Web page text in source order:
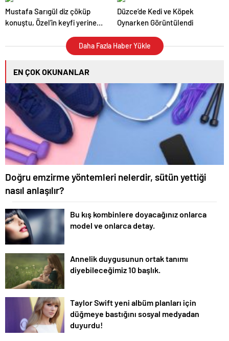
Mustafa Sarıgül diz çöküp
konuştu, Özel’in keyfi yerine
ziyaret edeceğiz
Düzce’de Kedi ve Köpek
Oynarken Görüntülendi
Daha Fazla Haber Yükle
EN ÇOK OKUNANLAR
Doğru emzirme yöntemleri nelerdir, sütün yettiği
nasıl anlaşılır?
Bu kış kombinlere doyacağınız onlarca
model ve onlarca detay.
Annelik duygusunun ortak tanımı
diyebileceğimiz 10 başlık.
Taylor Swift yeni albüm planları için
düğmeye bastığını sosyal medyadan
duyurdu!